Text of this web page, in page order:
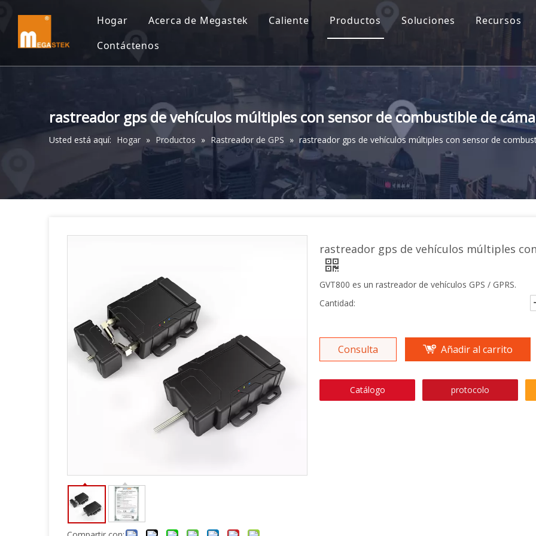
Hogar Acerca de Megastek Caliente Productos Soluciones Recursos
Contáctenos
rastreador gps de vehículos múltiples con sensor de combustible de
Usted está aquí: Hogar » Productos » Rastreador de GPS » rastreador gps de vehículos múltiples con sensor de
rastreador gps de vehículos múltiples
GVT800 es un rastreador de vehículos GPS / GPRS.
Cantidad:
Consulta Añadir al carrito
Catálogo protocolo